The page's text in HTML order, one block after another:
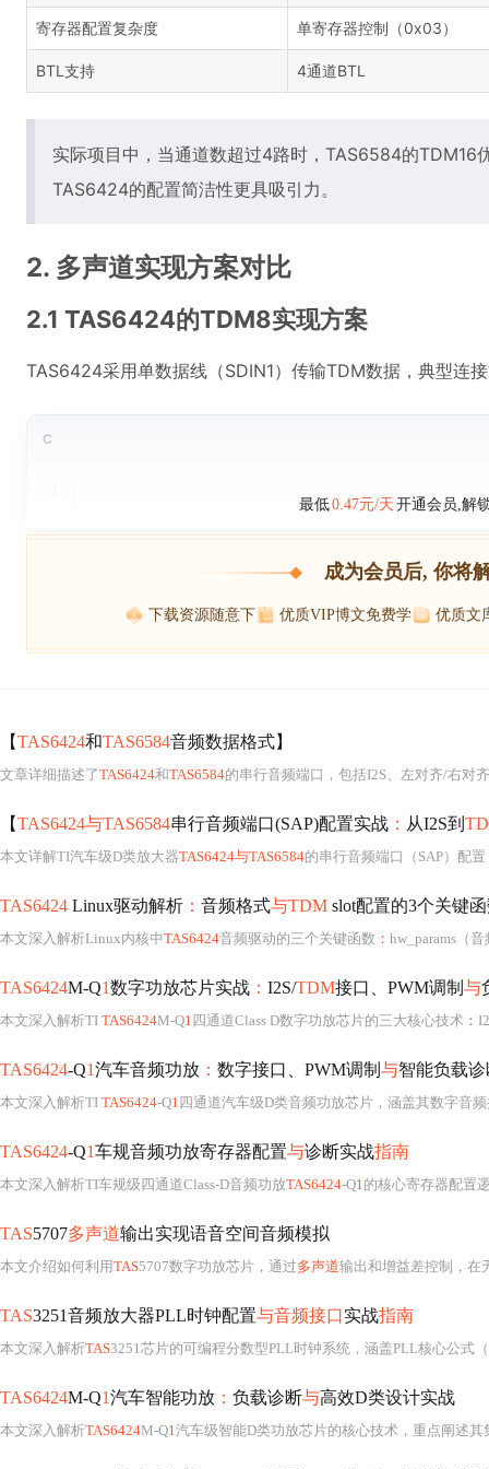
寄存器配置复杂度 单寄存器控制（0x03）
BTL支持 4通道BTL
实际项目中，当通道数超过4路时，TAS6584的TDM16
TAS6424的配置简洁性更具吸引力。
2. 多声道实现方案对比
2.1 TAS6424的TDM8实现方案
TAS6424采用单数据线（SDIN1）传输TDM数据，典型连
C
最低0.47元/天 开通会员,解
成为会员后, 你将
下载资源随意下 优质VIP博文免费学 优质文
【TAS6424和TAS6584音频数据格式】
文章详细描述了TAS6424和TAS6584的串行音频端口，包括I2S、左对齐/右对
【TAS6424与TAS6584串行音频端口(SAP)配置实战 ： 从I2S到
本文详解TI汽车级D类放大器TAS6424与TAS6584的串行音频端口（SAP）配
TAS6424 Linux驱动解析 ： 音频格式与TDM slot配置的3个关键
本文深入解析Linux内核中TAS6424音频驱动的三个关键函数 ： hw_params（音频
TAS6424M-Q1数字功放芯片实战 ： I2S/TDM接口、PWM调制 与
本文深入解析TI TAS6424M-Q1 四通道Class D数字功放芯片的三大核心技术 ：
TAS6424-Q1汽车音频功放 ： 数字接口、PWM调制 与智能负载
本文深入解析TI TAS6424-Q1 四通道汽车级D类音频功放芯片，涵盖其数字音
TAS6424-Q1车规音频功放寄存器配置与诊断实战指南
本文深入解析TI车规级四通道Class-D音频功放TAS6424-Q1的核心寄存器配置
TAS5707多声道输出实现语音空间音频模拟
本文介绍如何利用TAS5707数字功放芯片，通过多声道输出和增益差控制，在无额外DSP的条件下低成本实现语音级空
TAS3251音频放大器PLL时钟配置与音频接口实战指南
本文深入解析TAS3251芯片的可编程分数型PLL时钟系统，涵盖PLL核心公式（R/J.D/P参数）、整数/分数倍频
TAS6424M-Q1汽车智能功放 ： 负载诊断与高效D类设计实战
本文深入解析TAS6424M-Q1汽车级智能D类功放芯片的核心技术，重点阐述其集成式负载诊断（